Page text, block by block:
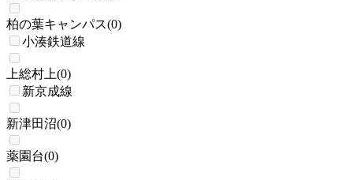
柏の葉キャンパス(0)
小湊鉄道線
上総村上(0)
新京成線
新津田沼(0)
薬園台(0)